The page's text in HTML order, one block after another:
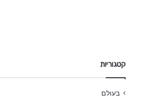
קטגוריות
בעולם